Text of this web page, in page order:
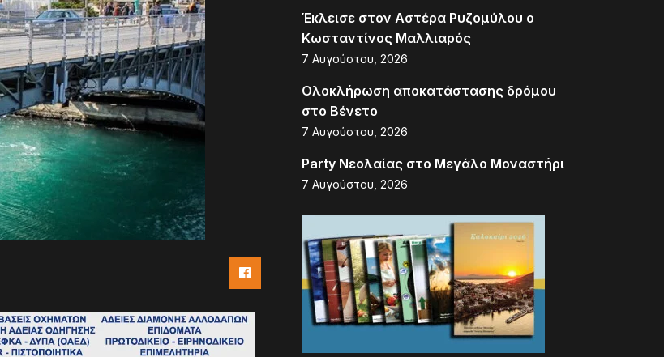
Έκλεισε στον Αστέρα Ρυζομύλου ο
Κωσταντίνος Μαλλιαρός
7 Αυγούστου, 2026
Ολοκλήρωση αποκατάστασης δρόμου
στο Βένετο
7 Αυγούστου, 2026
Party Νεολαίας στο Μεγάλο Μοναστήρι
7 Αυγούστου, 2026